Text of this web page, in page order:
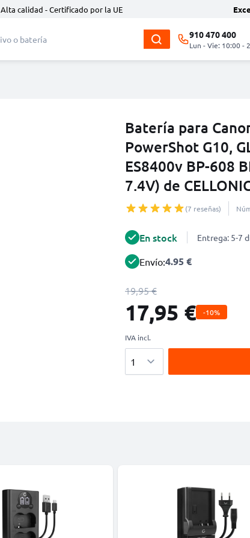
Alta calidad - Certificado por la UE
910 470 400
Lun - Vie: 10:00 -
Batería para
PowerShot G10,
ES8400v BP-608
7.4V) de
(7 reseñas)
En stock Entrega: 5-7
Envío:4.95 €
19,95 €
17,95 € -10%
IVA incl.